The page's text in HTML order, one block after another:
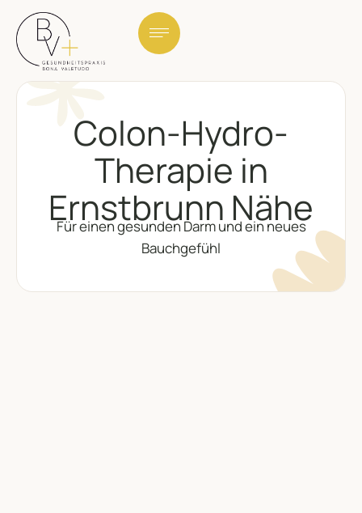
Colon-Hydro-
Therapie in
Ernstbrunn Nähe
Für einen gesunden Darm und ein neues
Bauchgefühl